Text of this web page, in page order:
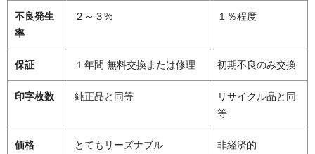
不良発生
率
２～３% １％程度
保証 １年間 無料交換または修理 初期不良のみ交換
印字枚数 純正品と同等
リサイクル品と同
等
価格 とてもリーズナブル 非経済的